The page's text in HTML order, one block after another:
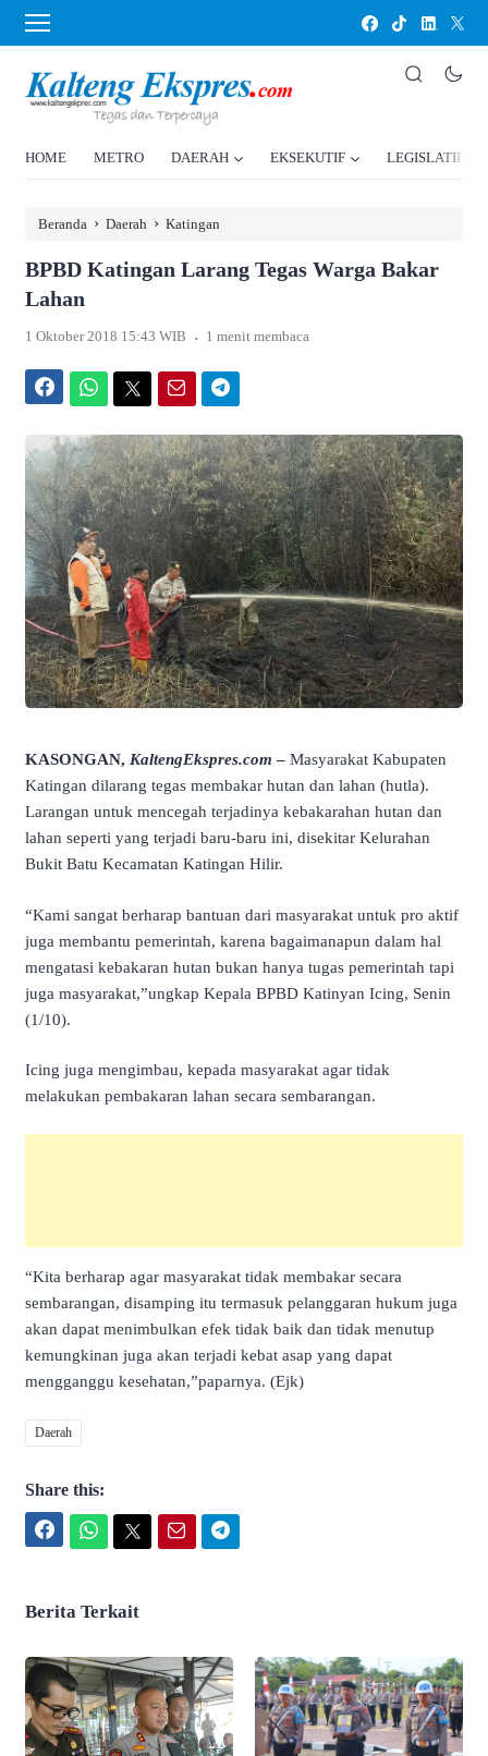
HOME METRO DAERAH EKSEKUTIF LEGISLATIF
Beranda › Daerah › Katingan
BPBD Katingan Larang Tegas Warga Bakar
Lahan
1 Oktober 2018 15:43 WIB . 1 menit membaca
KASONGAN, KaltengEkspres.com – Masyarakat Kabupaten
Katingan dilarang tegas membakar hutan dan lahan (hutla).
Larangan untuk mencegah terjadinya kebakarahan hutan dan
lahan seperti yang terjadi baru-baru ini, disekitar Kelurahan
Bukit Batu Kecamatan Katingan Hilir.
“Kami sangat berharap bantuan dari masyarakat untuk pro aktif
juga membantu pemerintah, karena bagaimanapun dalam hal
mengatasi kebakaran hutan bukan hanya tugas pemerintah tapi
juga masyarakat,”ungkap Kepala BPBD Katinyan Icing, Senin
(1/10).
Icing juga mengimbau, kepada masyarakat agar tidak
melakukan pembakaran lahan secara sembarangan.
“Kita berharap agar masyarakat tidak membakar secara
sembarangan, disamping itu termasuk pelanggaran hukum juga
akan dapat menimbulkan efek tidak baik dan tidak menutup
kemungkinan juga akan terjadi kebat asap yang dapat
mengganggu kesehatan,”paparnya. (Ejk)
Daerah
Share this:
Berita Terkait